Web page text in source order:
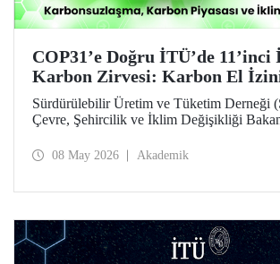
COP31’e Doğru İTÜ’de
Karbon Zirvesi: Karbon El
Yükseltenler Öne Çıktı
Sürdürülebilir Üretim ve Tüketim Derneği
Çevre, Şehircilik ve İklim Değişikliği
11’inci İstanbul Karbon Zirvesi “karbon
08 May 2026 Akademik